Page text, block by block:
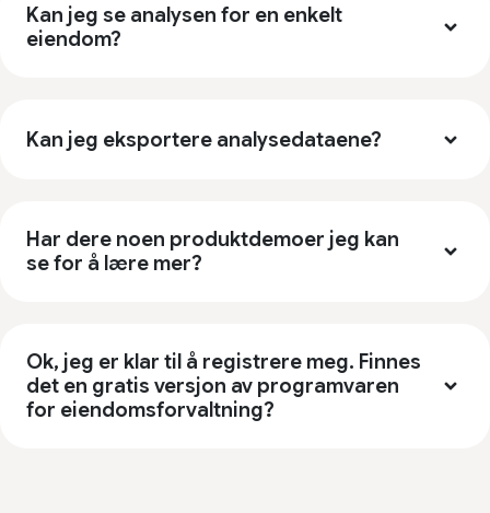
Kan jeg se analysen for en enkelt
eiendom?
Kan jeg eksportere analysedataene?
Har dere noen produktdemoer jeg kan
se for å lære mer?
Ok, jeg er klar til å registrere meg. Finnes
det en gratis versjon av programvaren
for eiendomsforvaltning?